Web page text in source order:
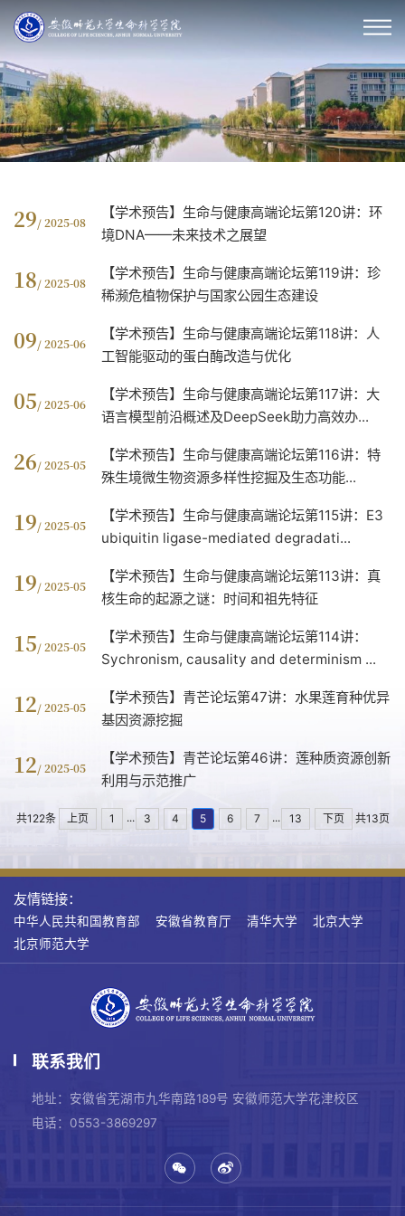
29/ 2025-08
【学术预告】生命与健康高端论坛第120讲：环
境DNA——未来技术之展望
18/ 2025-08
【学术预告】生命与健康高端论坛第119讲：珍
稀濒危植物保护与国家公园生态建设
09/ 2025-06
【学术预告】生命与健康高端论坛第118讲：人
工智能驱动的蛋白酶改造与优化
05/ 2025-06
【学术预告】生命与健康高端论坛第117讲：大
语言模型前沿概述及DeepSeek助力高效办...
26/ 2025-05
【学术预告】生命与健康高端论坛第116讲：特
殊生境微生物资源多样性挖掘及生态功能...
19/ 2025-05
【学术预告】生命与健康高端论坛第115讲：E3
ubiquitin ligase-mediated degradati...
19/ 2025-05
【学术预告】生命与健康高端论坛第113讲：真
核生命的起源之谜：时间和祖先特征
15/ 2025-05
【学术预告】生命与健康高端论坛第114讲：
Sychronism, causality and determinism ...
12/ 2025-05
【学术预告】青芒论坛第47讲：水果莲育种优异
基因资源挖掘
12/ 2025-05
【学术预告】青芒论坛第46讲：莲种质资源创新
利用与示范推广
共122条 上页 1 ... 3 4 5 6 7 ... 13 下页 共13页
友情链接：
中华人民共和国教育部 安徽省教育厅 清华大学
北京大学
北京师范大学
联系我们
地址：安徽省芜湖市九华南路189号 安徽师范大学花津校区
电话：0553-3869297